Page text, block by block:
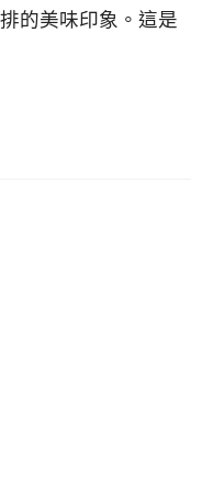
的美味印象。這是